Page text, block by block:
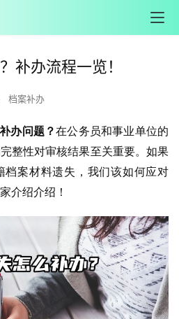
补办流程一览！
档案补办
办问题？在公务员和事业单位的
整性对审核结果至关重要。如果
档案材料遗失，我们该如何应对
介绍介绍！